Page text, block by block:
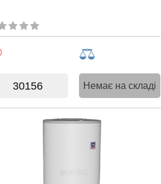
30156 Немає на складі